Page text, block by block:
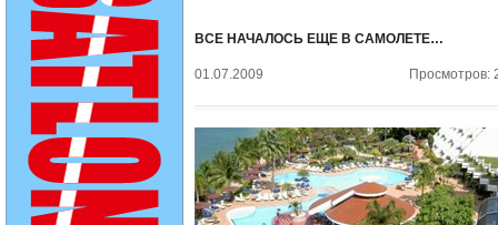
ВСЕ НАЧАЛОСЬ ЕЩЕ В САМОЛЕТЕ…
01.07.2009 Просмотров: